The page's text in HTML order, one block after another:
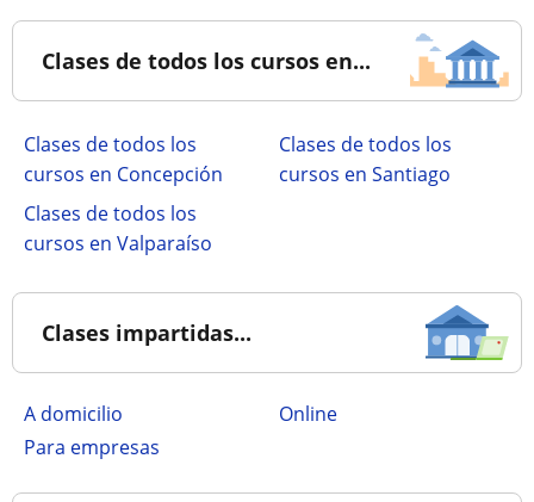
Clases de todos los cursos en...
Clases de todos los
cursos en Concepción
Clases de todos los
cursos en Santiago
Clases de todos los
cursos en Valparaíso
Clases impartidas...
a domicilio
online
para empresas